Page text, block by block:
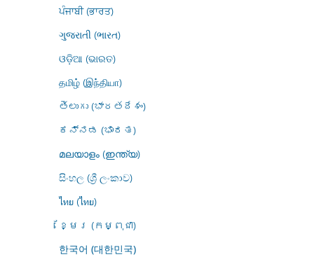
ਪੰਜਾਬੀ (ਭਾਰਤ)
ગુજરાતી (ભારત)
ଓଡ଼ିଆ (ଭାରତ)
தமிழ் (இந்தியா)
తెలుగు (భారతదేశం)
ಕನ್ನಡ (ಭಾರತ)
മലയാളം (ഇന്ത്യ)
සිංහල (ශ්‍රී ලංකාව)
ไทย (ไทย)
ខ្មែរ (កម្ពុជា)
한국어 (대한민국)